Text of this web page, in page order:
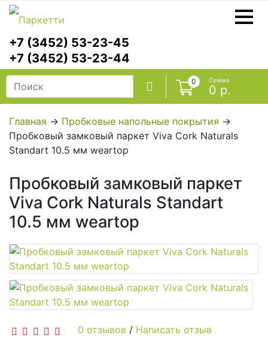
+7 (3452) 53-23-45
+7 (3452) 53-23-44
0 Сумма
0 р.
Ламинат
Ламинат SPC
Паркетная доска
Массивная доска
Инженерная доска
Террасная доска
Пробковые напольные покрытия
Главная → Пробковые напольные покрытия →
Пробковый замковый паркет Viva Cork Naturals
Standart 10.5 мм weartop
Пробковый замковый паркет
Viva Cork Naturals Standart
10.5 мм weartop
0 отзывов / Написать отзыв